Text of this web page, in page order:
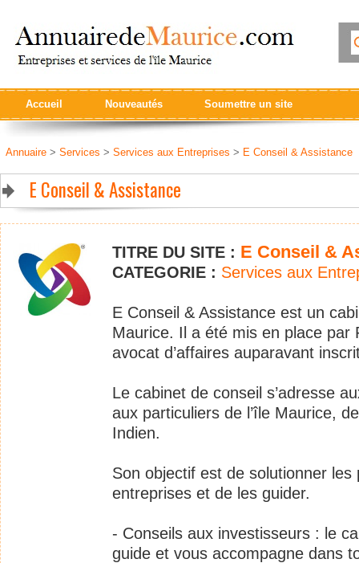
Accueil Nouveautés Soumettre un site
Annuaire > Services > Services aux Entreprises > E Conseil & Assistance
E Conseil & Assistance
TITRE DU SITE : E Conseil &
CATEGORIE : Services aux
E Conseil & Assistance est un
Maurice. Il a été mis en place par
avocat d’affaires auparavant
Le cabinet de conseil s’adresse
aux particuliers de l’île Maurice,
Indien.
Son objectif est de solutionner
entreprises et de les guider.
- Conseils aux investisseurs : le
guide et vous accompagne dans